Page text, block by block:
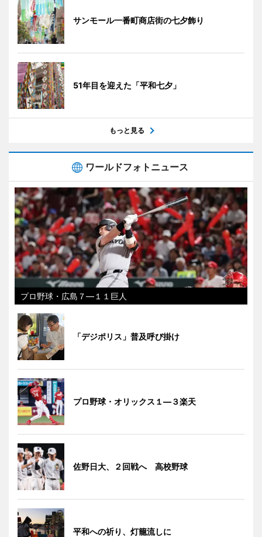
サンモール一番町商店街の七夕飾り
51年目を迎えた「平和七夕」
もっと見る
ワールドフォトニュース
プロ野球・広島７―１１巨人
「デジポリス」普及呼び掛け
プロ野球・オリックス１―３楽天
佐野日大、２回戦へ 高校野球
平和への祈り、灯籠流しに